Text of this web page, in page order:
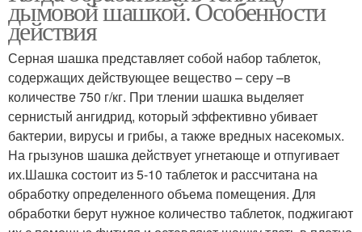
дымовой шашкой. Особенности
действия
Серная шашка представляет собой набор таблеток,
содержащих действующее вещество – серу –в
количестве 750 г/кг. При тлении шашка выделяет
сернистый ангидрид, который эффективно убивает
бактерии, вирусы и грибы, а также вредных насекомых.
На грызунов шашка действует угнетающе и отпугивает
их.Шашка состоит из 5-10 таблеток и рассчитана на
обработку определенного объема помещения. Для
обработки берут нужное количество таблеток, поджигают